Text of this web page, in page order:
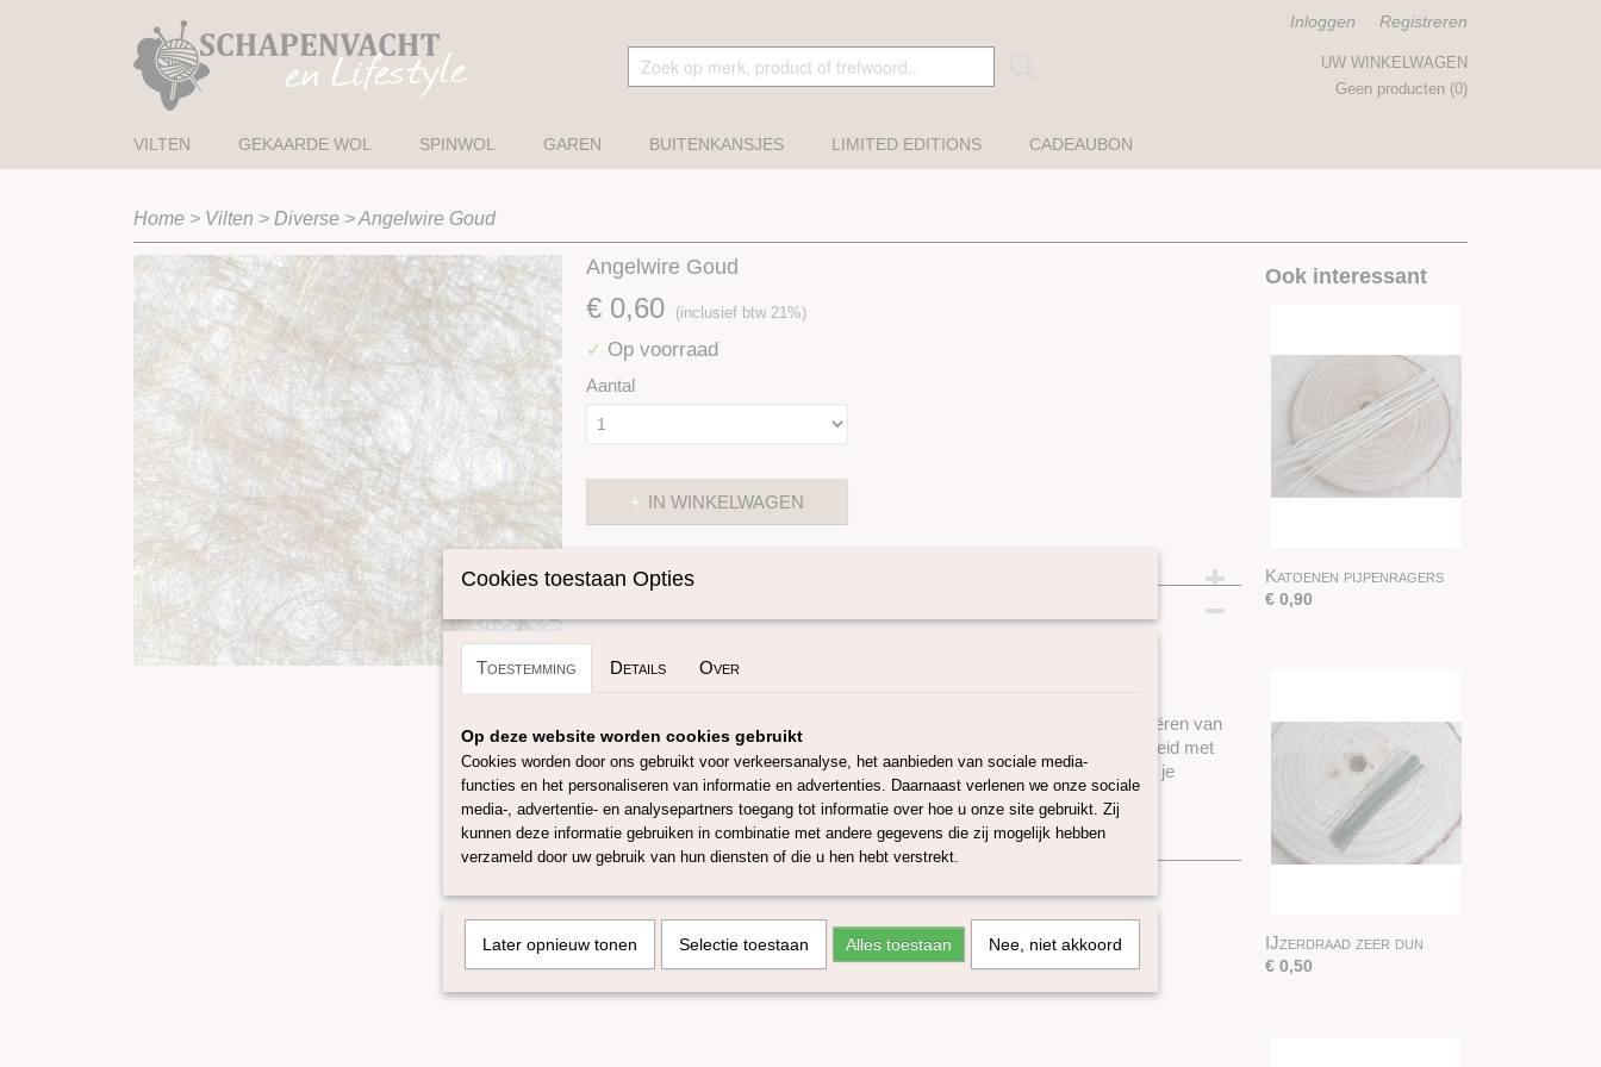
Inloggen Registreren
UW WINKELWAGEN
Geen producten (0)
VILTEN GEKAARDE WOL SPINWOL GAREN BUITENKANSJES LIMITED EDITIONS CADEAUBON
Home > Vilten > Diverse >Angelwire Goud
Angelwire Goud
€ 0,60 (inclusief btw 21%)
✓ Op voorraad
Aantal
IN WINKELWAGEN
Specificaties
Productcode
Omschrijving
Angelwire 20x30cm vlies goud
Ontdek de magie van Angelwire vlies - het perfecte materiaal voor het creëren van
betoverende engelveren! Dit speciale non-woven vlies combineert stevigheid met
een delicate uitstraling, ideaal voor het maken van prachtige vleugels voor je
engelenfiguren, decoraties en andere creatieve projecten.
Formaat: 20 x 30 cm (1 vel)
Ook interessant
Katoenen pijpenragers
€ 0,90
IJzerdraad zeer dun
€ 0,50
Cookies toestaan Opties
Toestemming Details Over
Op deze website worden cookies gebruikt
Cookies worden door ons gebruikt voor verkeersanalyse, het aanbieden van sociale media-
functies en het personaliseren van informatie en advertenties. Daarnaast verlenen we onze sociale
media-, advertentie- en analysepartners toegang tot informatie over hoe u onze site gebruikt. Zij
kunnen deze informatie gebruiken in combinatie met andere gegevens die zij mogelijk hebben
verzameld door uw gebruik van hun diensten of die u hen hebt verstrekt.
Later opnieuw tonen Selectie toestaan Alles toestaan Nee, niet akkoord